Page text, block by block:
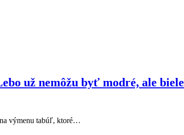
už nemôžu byť modré, ale biele
na výmenu tabúľ, ktoré…